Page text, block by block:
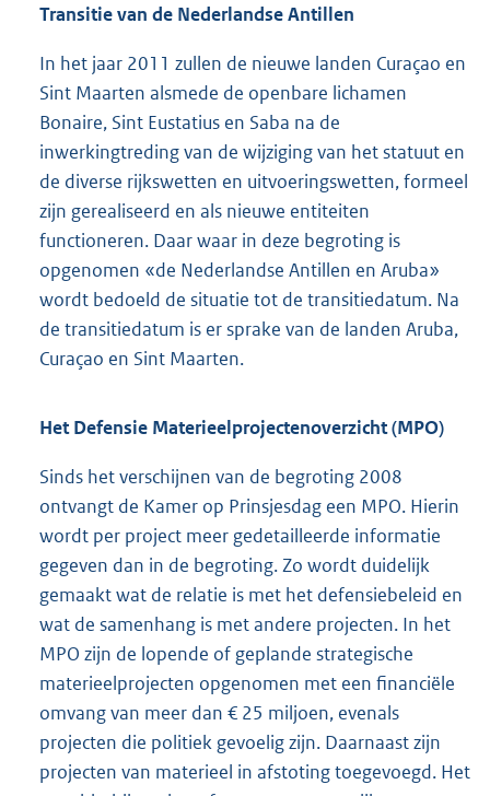
Transitie van de Nederlandse Antillen
In het jaar 2011 zullen de nieuwe landen Curaçao en
Sint Maarten alsmede de openbare lichamen
Bonaire, Sint Eustatius en Saba na de
inwerkingtreding van de wijziging van het statuut en
de diverse rijkswetten en uitvoeringswetten, formeel
zijn gerealiseerd en als nieuwe entiteiten
functioneren. Daar waar in deze begroting is
opgenomen «de Nederlandse Antillen en Aruba»
wordt bedoeld de situatie tot de transitiedatum. Na
de transitiedatum is er sprake van de landen Aruba,
Curaçao en Sint Maarten.
Het Defensie Materieelprojectenoverzicht (MPO)
Sinds het verschijnen van de begroting 2008
ontvangt de Kamer op Prinsjesdag een MPO. Hierin
wordt per project meer gedetailleerde informatie
gegeven dan in de begroting. Zo wordt duidelijk
gemaakt wat de relatie is met het defensiebeleid en
wat de samenhang is met andere projecten. In het
MPO zijn de lopende of geplande strategische
materieelprojecten opgenomen met een financiële
omvang van meer dan € 25 miljoen, evenals
projecten die politiek gevoelig zijn. Daarnaast zijn
projecten van materieel in afstoting toegevoegd. Het